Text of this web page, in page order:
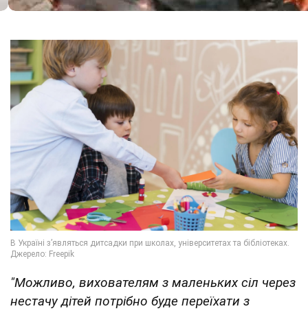
"Можливо, вихователям з маленьких сіл через
нестачу дітей потрібно буде переїхати з